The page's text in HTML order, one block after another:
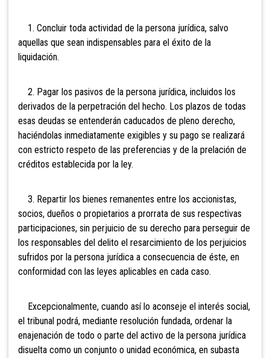
1. Concluir toda actividad de la persona jurídica, salvo
aquellas que sean indispensables para el éxito de la
liquidación.
2. Pagar los pasivos de la persona jurídica, incluidos los
derivados de la perpetración del hecho. Los plazos de todas
esas deudas se entenderán caducados de pleno derecho,
haciéndolas inmediatamente exigibles y su pago se realizará
con estricto respeto de las preferencias y de la prelación de
créditos establecida por la ley.
3. Repartir los bienes remanentes entre los accionistas,
socios, dueños o propietarios a prorrata de sus respectivas
participaciones, sin perjuicio de su derecho para perseguir de
los responsables del delito el resarcimiento de los perjuicios
sufridos por la persona jurídica a consecuencia de éste, en
conformidad con las leyes aplicables en cada caso.
Excepcionalmente, cuando así lo aconseje el interés social,
el tribunal podrá, mediante resolución fundada, ordenar la
enajenación de todo o parte del activo de la persona jurídica
disuelta como un conjunto o unidad económica, en subasta